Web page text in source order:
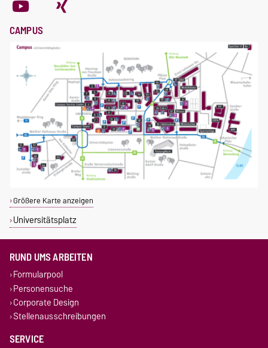
CAMPUS
Größere Karte anzeigen
Universitätsplatz
RUND UMS ARBEITEN
Formularpool
Personensuche
Corporate Design
Stellenausschreibungen
SERVICE